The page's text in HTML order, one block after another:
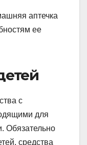
аптечка
ее
с
для
Обязательно
средства